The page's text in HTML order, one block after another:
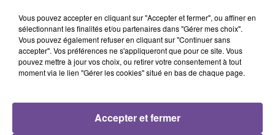
VITAA
Ca Fait Mal
THE WEEKND
Save Your Tears
ZAHO FEAT. MC SOLAAR
Comme Caroline
Cet élément est masqué compte-tenu du refus du
dépôt de cookies que vous avez exprimé. Si vous
Vous pouvez accepter en cliquant sur "Accepter et fermer", ou affiner en
sélectionnant les finalités et/ou partenaires dans "Gérer mes choix".
Vous pouvez également refuser en cliquant sur "Continuer sans
accepter". Vos préférences ne s'appliqueront que pour ce site. Vous
pouvez mettre à jour vos choix, ou retirer votre consentement à tout
moment via le lien "Gérer les cookies" situé en bas de chaque page.
Accepter et fermer